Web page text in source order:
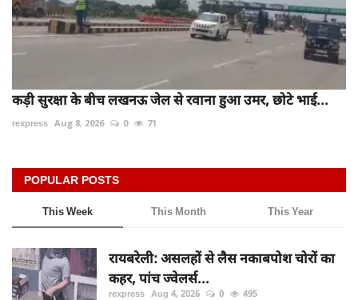
कड़ी सुरक्षा के बीच लखनऊ जेल से रवाना हुआ उमर, छोटे भाई...
rexpress Aug 8, 2026 0 71
POPULAR POSTS
This Week This Month This Year
रायबरेली: असलहों से लैस नकाबपोश चोरों का
कहर, पांच ज्वेलर्स...
rexpress Aug 4, 2026 0 495